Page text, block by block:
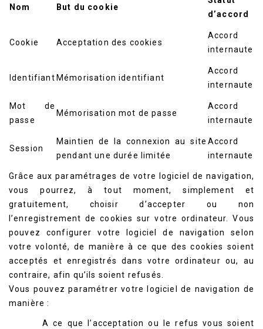
Nom But du cookie
d’accord
Cookie Acceptation des cookies
Accord
internaute
Identifiant Mémorisation identifiant
Accord
internaute
Mot de
passe
Mémorisation mot de passe
Accord
internaute
Session
Maintien de la connexion au site
pendant une durée limitée
Accord
internaute
Grâce aux paramétrages de votre logiciel de navigation,
vous pourrez, à tout moment, simplement et
gratuitement, choisir d’accepter ou non
l’enregistrement de cookies sur votre ordinateur. Vous
pouvez configurer votre logiciel de navigation selon
votre volonté, de manière à ce que des cookies soient
acceptés et enregistrés dans votre ordinateur ou, au
contraire, afin qu’ils soient refusés.
Vous pouvez paramétrer votre logiciel de navigation de
manière :
A ce que l’acceptation ou le refus vous soient